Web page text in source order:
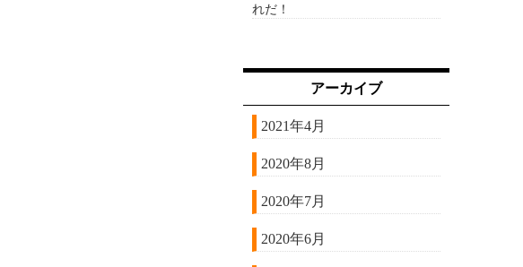
れだ！
アーカイブ
2021年4月
2020年8月
2020年7月
2020年6月